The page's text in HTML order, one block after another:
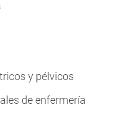
y pélvicos
de enfermería